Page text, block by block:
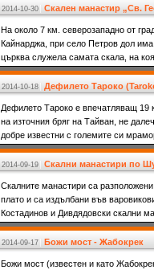
2014-10-30 Скален манастир „Св.
На около 7 км. северозападно от
Кайнарджа, при село Петров дол
църква служела самата скала, на
2014-10-18 Дефилето Тароко
Дефилето Тароко е впечатляващ 19
на източния бряг на Тайван, не
добре известни с големите си
дефиле.
2014-09-19 Скални манастири по
Скалните манастири са
плато и са издълбани във
Костадинов и Дивдядовски скални
2014-09-17 Божи мост - Жабокрек
Божи мост (известен и като